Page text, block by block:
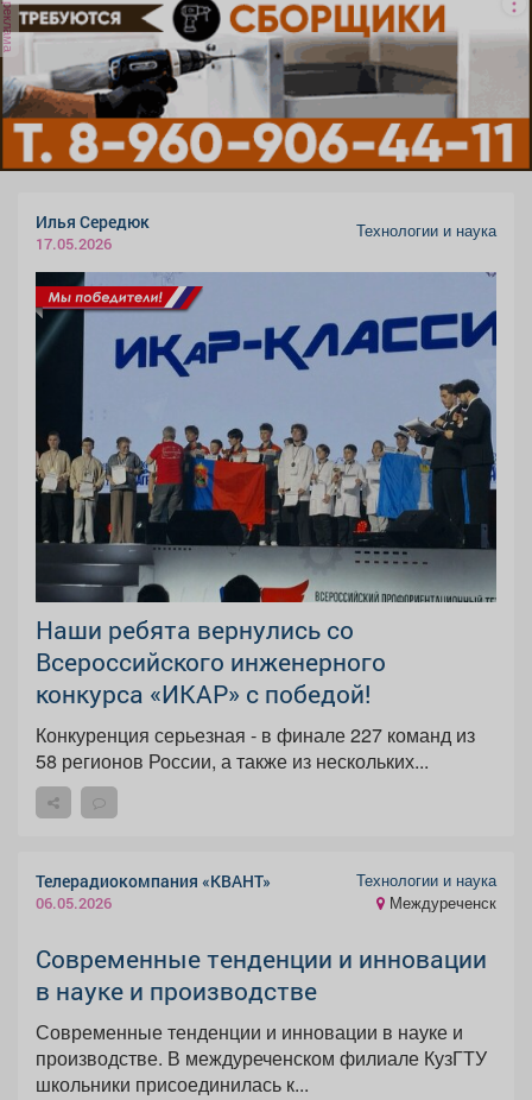
реклама
Илья Середюк
17.05.2026
Технологии и наука
Наши ребята вернулись со
Всероссийского инженерного
конкурса «ИКАР» с победой!
Конкуренция серьезная - в финале 227 команд из
58 регионов России, а также из нескольких...
Телерадиокомпания «КВАНТ»
06.05.2026
Технологии и наука
Междуреченск
Современные тенденции и инновации
в науке и производстве
Современные тенденции и инновации в науке и
производстве. В междуреченском филиале КузГТУ
школьники присоединилась к...